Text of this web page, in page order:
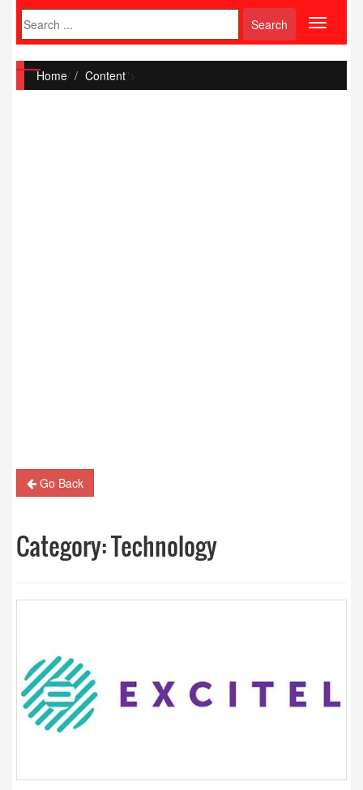
Toggle
Home/ Content">
Go Back
Category:Technology